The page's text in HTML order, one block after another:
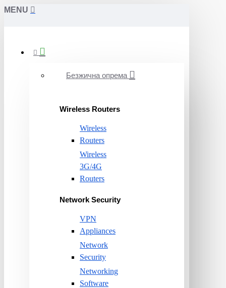
MENU
Безжична опрема
Wireless Routers
Wireless
Routers
Wireless
3G/4G
Routers
Network Security
VPN
Appliances
Network
Security
Networking
Software